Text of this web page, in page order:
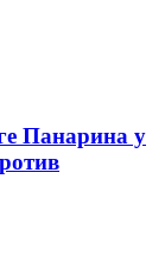
Панарина у